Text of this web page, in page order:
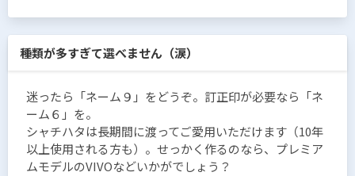
種類が多すぎて選べません（涙）
迷ったら「ネーム９」をどうぞ。訂正印が必要なら「ネ
ーム６」を。
シャチハタは長期間に渡ってご愛用いただけます（10年
以上使用される方も）。せっかく作るのなら、プレミア
ムモデルのVIVOなどいかがでしょう？